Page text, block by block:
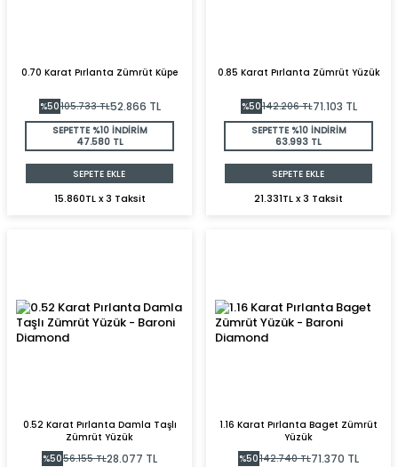
0.70 Karat Pırlanta Zümrüt Küpe
%50105.733TL52.866 TL
SEPETTE %10 İNDİRİM
47.580 TL
SEPETE EKLE
15.860TL x 3 Taksit
0.85 Karat Pırlanta Zümrüt Yüzük
%50142.206TL71.103 TL
SEPETTE %10 İNDİRİM
63.993 TL
SEPETE EKLE
21.331TL x 3 Taksit
0.52 Karat Pırlanta Damla Taşlı
Zümrüt Yüzük
%5056.155TL28.077 TL
1.16 Karat Pırlanta Baget Zümrüt
Yüzük
%50142.740TL71.370 TL